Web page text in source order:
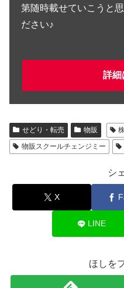
第随時載せていこうと
ださい♪
詳細
せどり・転売 物販
物販スクールチェンジミー
シ
X
LINE
ほしを